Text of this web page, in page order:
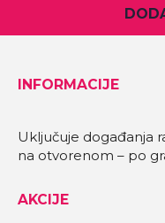
INFORMACIJE
Uključuje događanja
na otvorenom – po
AKCIJE